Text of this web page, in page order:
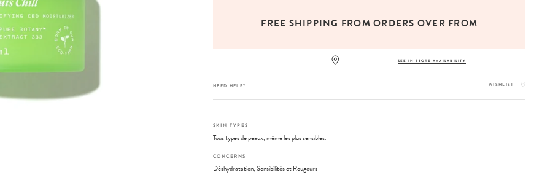
PAYMENT WITH PAYPAL FREE SHIPPING FROM ORDERS OVER FROM
SEE IN-STORE AVAILABILITY
NEED HELP? WISHLIST
SKIN TYPES
Tous types de peaux, même les plus sensibles.
CONCERNS
Déshydratation, Sensibilités et Rougeurs